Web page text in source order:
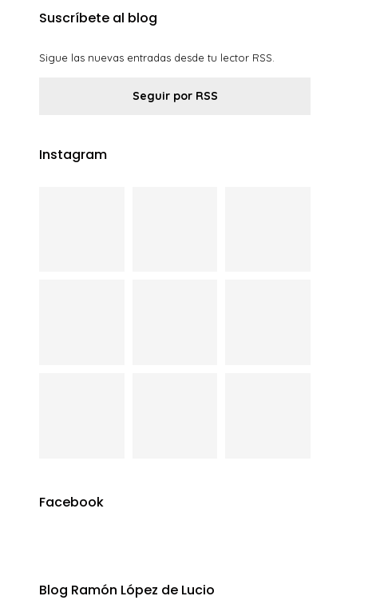
Suscríbete al blog
Sigue las nuevas entradas desde tu lector RSS.
Seguir por RSS
Instagram
Facebook
Blog Ramón López de Lucio